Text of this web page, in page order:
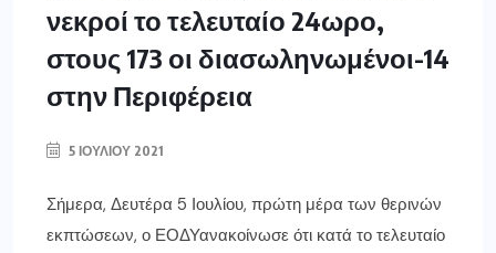
νεκροί το τελευταίο 24ωρο,
στους 173 οι διασωληνωμένοι-14
στην Περιφέρεια
5 ΙΟΥΛΊΟΥ 2021
Σήμερα, Δευτέρα 5 Ιουλίου, πρώτη μέρα των θερινών
εκπτώσεων, ο ΕΟΔΥανακοίνωσε ότι κατά το τελευταίο